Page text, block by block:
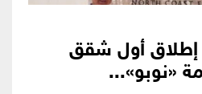
أول شقق
«نوبو»...